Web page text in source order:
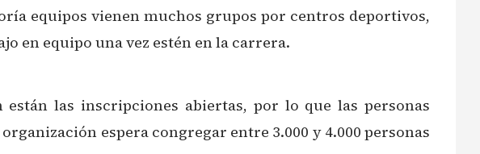
equipos vienen muchos grupos por centros deportivos,
en equipo una vez estén en la carrera.
las inscripciones abiertas, por lo que las personas
espera congregar entre 3.000 y 4.000 personas